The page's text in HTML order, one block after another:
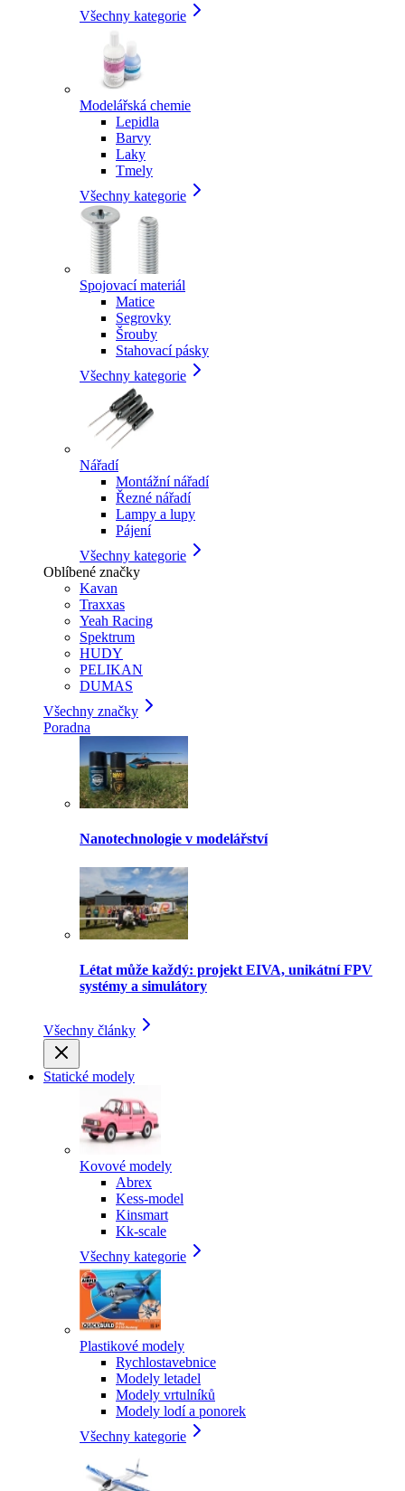
Všechny kategorie
Modelářská chemie
Lepidla
Barvy
Laky
Tmely
Všechny kategorie
Spojovací materiál
Matice
Segrovky
Šrouby
Stahovací pásky
Všechny kategorie
Nářadí
Montážní nářadí
Řezné nářadí
Lampy a lupy
Pájení
Všechny kategorie
Oblíbené značky
Kavan
Traxxas
Yeah Racing
Spektrum
HUDY
PELIKAN
DUMAS
Všechny značky
Poradna
Nanotechnologie v modelářství
Létat může každý: projekt EIVA, unikátní FPV
systémy a simulátory
Všechny články
Statické modely
Kovové modely
Abrex
Kess-model
Kinsmart
Kk-scale
Všechny kategorie
Plastikové modely
Rychlostavebnice
Modely letadel
Modely vrtulníků
Modely lodí a ponorek
Všechny kategorie